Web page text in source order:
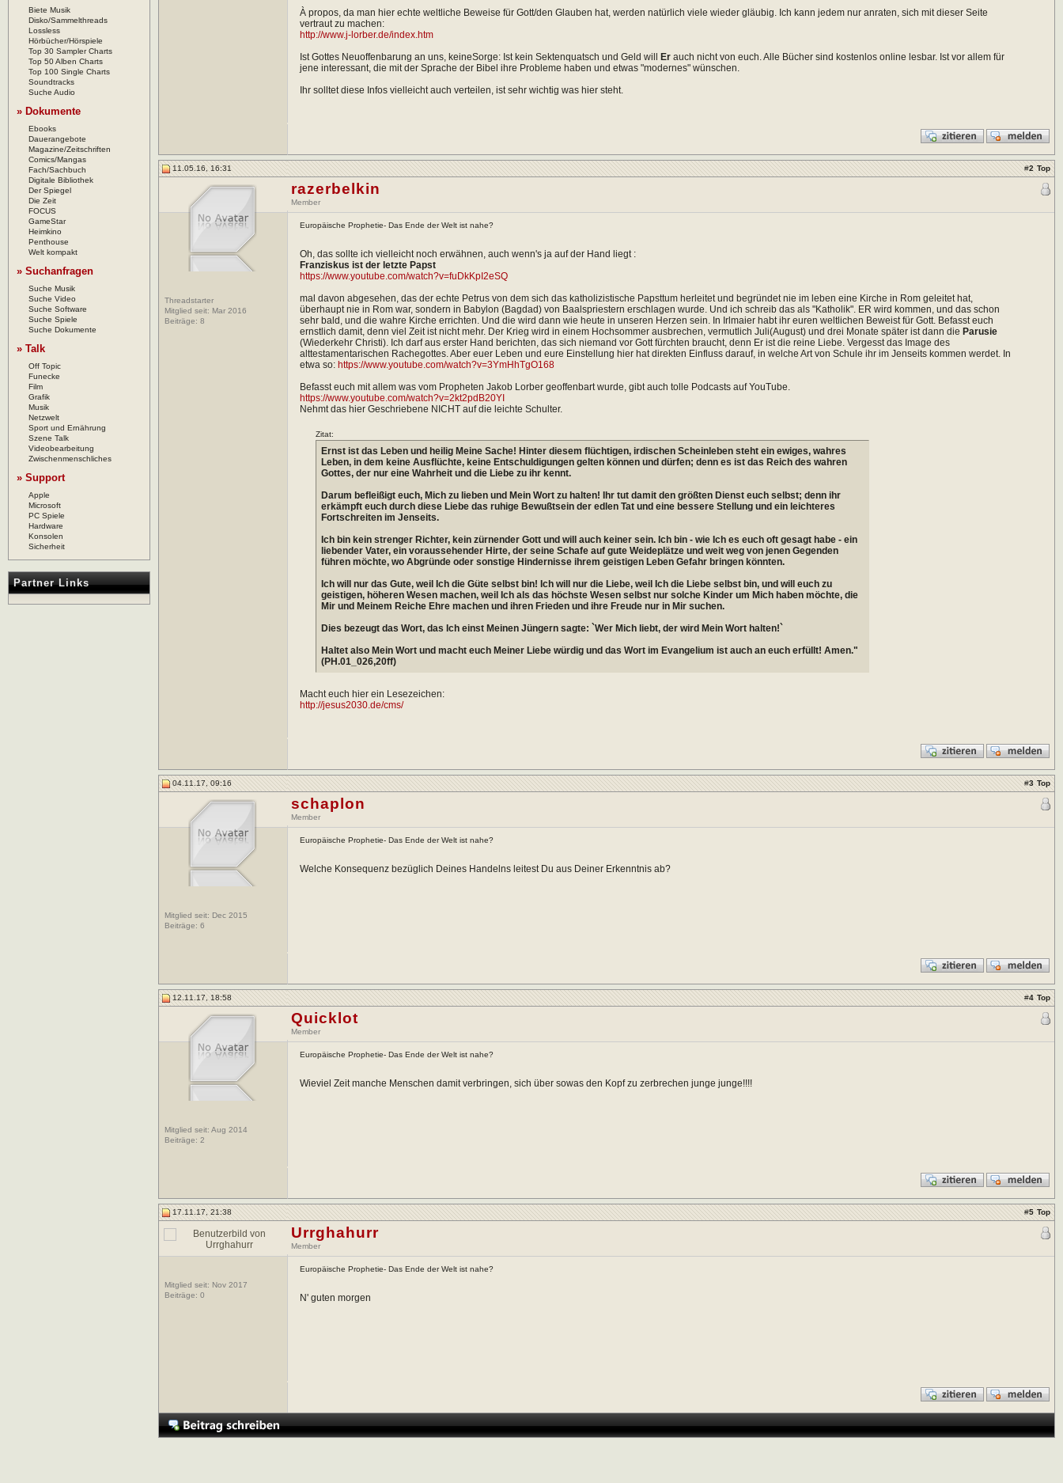
Biete Musik
Disko/Sammelthreads
Lossless
Hörbücher/Hörspiele
Top 30 Sampler Charts
Top 50 Alben Charts
Top 100 Single Charts
Soundtracks
Suche Audio
» Dokumente
Ebooks
Dauerangebote
Magazine/Zeitschriften
Comics/Mangas
Fach/Sachbuch
Digitale Bibliothek
Der Spiegel
Die Zeit
FOCUS
GameStar
Heimkino
Penthouse
Welt kompakt
» Suchanfragen
Suche Musik
Suche Video
Suche Software
Suche Spiele
Suche Dokumente
» Talk
Off Topic
Funecke
Film
Grafik
Musik
Netzwelt
Sport und Ernährung
Szene Talk
Videobearbeitung
Zwischenmenschliches
» Support
Apple
Microsoft
PC Spiele
Hardware
Konsolen
Sicherheit
Partner Links
À propos, da man hier echte weltliche Beweise für Gott/den Glauben hat, werden natürlich viele wieder gläubig. Ich kann jedem nur anraten, sich mit dieser Seite
vertraut zu machen:
http://www.j-lorber.de/index.htm
Ist Gottes Neuoffenbarung an uns, keineSorge: Ist kein Sektenquatsch und Geld will
Er auch nicht von euch. Alle Bücher sind kostenlos online lesbar. Ist vor allem für
jene interessant, die mit der Sprache der Bibel ihre Probleme haben und etwas "modernes" wünschen.
Ihr solltet diese Infos vielleicht auch verteilen, ist sehr wichtig was hier steht.
11.05.16, 16:31 #2 Top
Threadstarter
Mitglied seit: Mar 2016
Beiträge: 8
razerbelkin
Member
Europäische Prophetie- Das Ende der Welt ist nahe?
Oh, das sollte ich vielleicht noch erwähnen, auch wenn's ja auf der Hand liegt :
Franziskus ist der letzte Papst
https://www.youtube.com/watch?v=fuDkKpI2eSQ
mal davon abgesehen, das der echte Petrus von dem sich das katholizistische Papsttum herleitet und begründet nie im leben eine Kirche in Rom geleitet hat,
überhaupt nie in Rom war, sondern in Babylon (Bagdad) von Baalspriestern erschlagen wurde. Und ich schreib das als "Katholik". ER wird kommen, und das schon
sehr bald, und die wahre Kirche errichten. Und die wird dann wie heute in unseren Herzen sein. In Irlmaier habt ihr euren weltlichen Beweist für Gott. Befasst euch
ernstlich damit, denn viel Zeit ist nicht mehr. Der Krieg wird in einem Hochsommer ausbrechen, vermutlich Juli(August) und drei Monate später ist dann die Parusie
(Wiederkehr Christi). Ich darf aus erster Hand berichten, das sich niemand vor Gott fürchten braucht, denn Er ist die reine Liebe. Vergesst das Image des
alttestamentarischen Rachegottes. Aber euer Leben und eure Einstellung hier hat direkten Einfluss darauf, in welche Art von Schule ihr im Jenseits kommen werdet. In
etwa so: https://www.youtube.com/watch?v=3YmHhTgO168
Befasst euch mit allem was vom Propheten Jakob Lorber geoffenbart wurde, gibt auch tolle Podcasts auf YouTube.
https://www.youtube.com/watch?v=2kt2pdB20YI
Nehmt das hier Geschriebene NICHT auf die leichte Schulter.
Zitat:
Ernst ist das Leben und heilig Meine Sache! Hinter diesem flüchtigen, irdischen Scheinleben steht ein ewiges, wahres
Leben, in dem keine Ausflüchte, keine Entschuldigungen gelten können und dürfen; denn es ist das Reich des wahren
Gottes, der nur eine Wahrheit und die Liebe zu ihr kennt.
Darum befleißigt euch, Mich zu lieben und Mein Wort zu halten! Ihr tut damit den größten Dienst euch selbst; denn ihr
erkämpft euch durch diese Liebe das ruhige Bewußtsein der edlen Tat und eine bessere Stellung und ein leichteres
Fortschreiten im Jenseits.
Ich bin kein strenger Richter, kein zürnender Gott und will auch keiner sein. Ich bin - wie Ich es euch oft gesagt habe - ein
liebender Vater, ein voraussehender Hirte, der seine Schafe auf gute Weideplätze und weit weg von jenen Gegenden
führen möchte, wo Abgründe oder sonstige Hindernisse ihrem geistigen Leben Gefahr bringen könnten.
Ich will nur das Gute, weil Ich die Güte selbst bin! Ich will nur die Liebe, weil Ich die Liebe selbst bin, und will euch zu
geistigen, höheren Wesen machen, weil Ich als das höchste Wesen selbst nur solche Kinder um Mich haben möchte, die
Mir und Meinem Reiche Ehre machen und ihren Frieden und ihre Freude nur in Mir suchen.
Dies bezeugt das Wort, das Ich einst Meinen Jüngern sagte: `Wer Mich liebt, der wird Mein Wort halten!`
Haltet also Mein Wort und macht euch Meiner Liebe würdig und das Wort im Evangelium ist auch an euch erfüllt! Amen."
(PH.01_026,20ff)
Macht euch hier ein Lesezeichen:
http://jesus2030.de/cms/
04.11.17, 09:16 #3 Top
Mitglied seit: Dec 2015
Beiträge: 6
schaplon
Member
Europäische Prophetie- Das Ende der Welt ist nahe?
Welche Konsequenz bezüglich Deines Handelns leitest Du aus Deiner Erkenntnis ab?
12.11.17, 18:58 #4 Top
Mitglied seit: Aug 2014
Beiträge: 2
Quicklot
Member
Europäische Prophetie- Das Ende der Welt ist nahe?
Wieviel Zeit manche Menschen damit verbringen, sich über sowas den Kopf zu zerbrechen junge junge!!!!
17.11.17, 21:38 #5 Top
Mitglied seit: Nov 2017
Beiträge: 0
Urrghahurr
Member
Europäische Prophetie- Das Ende der Welt ist nahe?
N' guten morgen